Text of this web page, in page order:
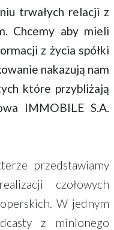
trwałych relacji z
Chcemy aby mieli
z życia spółki
nakazują nam
które przybliżają
IMMOBILE S.A.
przedstawiamy
czołowych
W jednym
z minionego